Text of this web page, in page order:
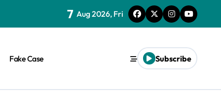
7 Aug 2026, Fri
Fake Case Subscribe